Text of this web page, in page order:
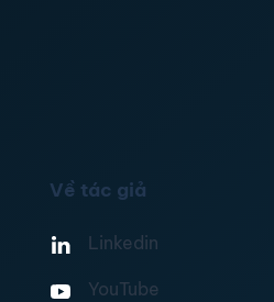
Về tác giả
Linkedin
YouTube